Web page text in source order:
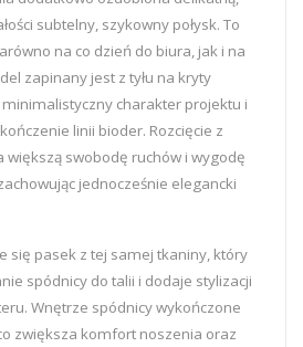
subtelny, szykowny połysk. To
na co dzień do biura, jak i na
zapinany jest z tyłu na kryty
charakter projektu i
linii bioder. Rozcięcie z
większą swobodę ruchów i wygodę
jednocześnie elegancki
się pasek z tej samej tkaniny, który
spódnicy do talii i dodaje stylizacji
Wnętrze spódnicy wykończone
zwiększa komfort noszenia oraz